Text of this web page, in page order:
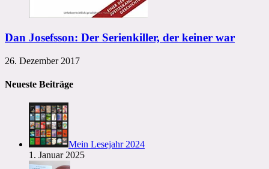
Dan Josefsson: Der Serienkiller, der keiner war
26. Dezember 2017
Neueste Beiträge
Mein Lesejahr 2024
1. Januar 2025